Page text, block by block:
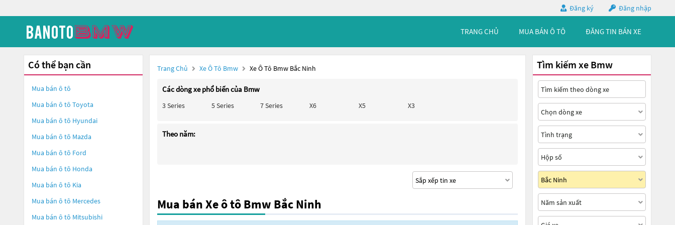
Đăng ký Đăng nhập
TRANG CHỦ MUA BÁN Ô TÔ ĐĂNG TIN BÁN XE
Có thể bạn cần
Mua bán ô tô
Mua bán ô tô Toyota
Mua bán ô tô Hyundai
Mua bán ô tô Mazda
Mua bán ô tô Ford
Mua bán ô tô Honda
Mua bán ô tô Kia
Mua bán ô tô Mercedes
Mua bán ô tô Mitsubishi
Trang Chủ Xe Ô Tô Bmw Xe Ô Tô Bmw Bắc Ninh
Các dòng xe phổ biến của Bmw
3 Series 5 Series 7 Series X6 X5 X3
Theo năm:
Mua bán Xe ô tô Bmw Bắc Ninh
Tìm kiếm xe Bmw